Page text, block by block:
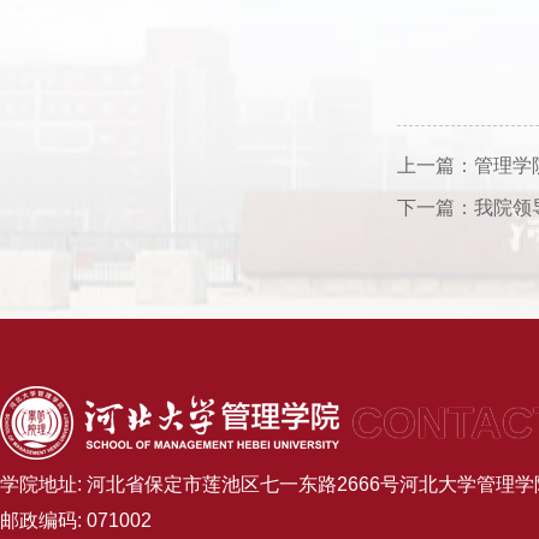
上一篇： 管理学
下一篇： 我院领
学院地址: 河北省保定市莲池区七一东路2666号河北大学管理学
邮政编码: 071002